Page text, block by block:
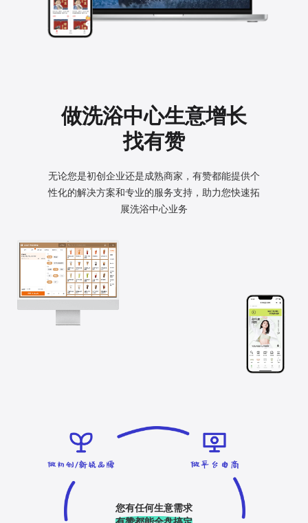
做洗浴中心生意增长
找有赞
无论您是初创企业还是成熟商家，有赞都能提供个
性化的解决方案和专业的服务支持，助力您快速拓
展洗浴中心业务
您有任何生意需求